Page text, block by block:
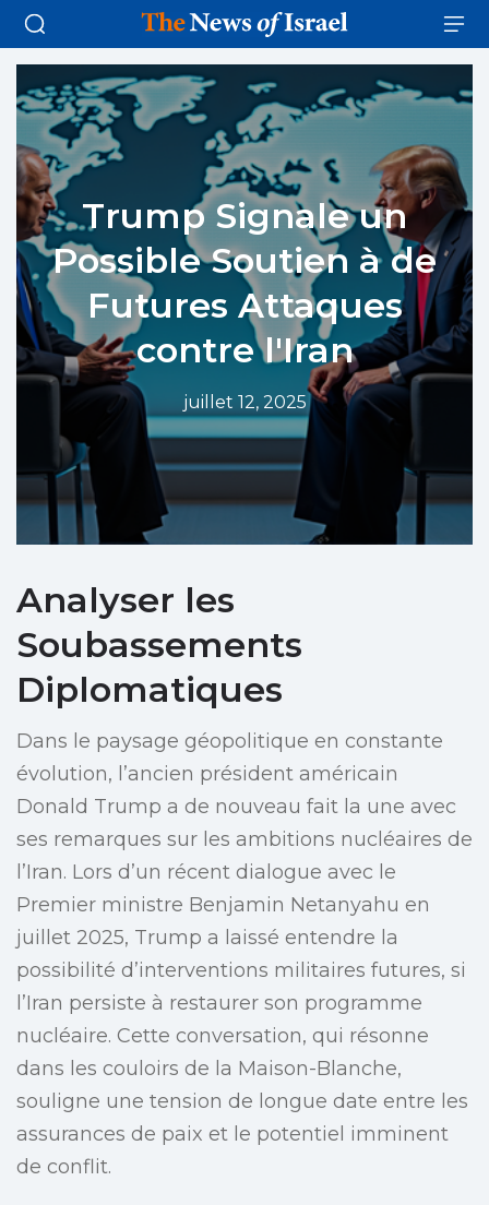
Trump Signale un
Possible Soutien à de
Futures Attaques
contre l'Iran
juillet 12, 2025
Analyser les
Soubassements
Diplomatiques
Dans le paysage géopolitique en constante
évolution, l’ancien président américain
Donald Trump a de nouveau fait la une avec
ses remarques sur les ambitions nucléaires de
l’Iran. Lors d’un récent dialogue avec le
Premier ministre Benjamin Netanyahu en
juillet 2025, Trump a laissé entendre la
possibilité d’interventions militaires futures, si
l’Iran persiste à restaurer son programme
nucléaire. Cette conversation, qui résonne
dans les couloirs de la Maison-Blanche,
souligne une tension de longue date entre les
assurances de paix et le potentiel imminent
de conflit.